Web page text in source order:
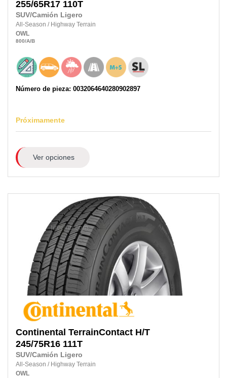
255/65R17 110T
SUV/Camión Ligero
All-Season / Highway Terrain
OWL
800/A/B
Número de pieza: 0032064640280902897
Próximamente
Ver opciones
Continental TerrainContact H/T
245/75R16 111T
SUV/Camión Ligero
All-Season / Highway Terrain
OWL